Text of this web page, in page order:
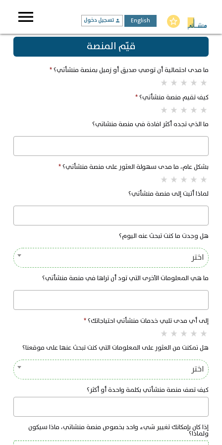
menu star_border
English
person تسجيل دخول
قيّم المنصة
ما مدى احتمالية أن توصي صديق أو زميل بمنصة منشأتي؟ *
star_rate
star_rate
star_rate
star_rate
star_rate
كيف تقيم منصة منشأتي؟ *
star_rate
star_rate
star_rate
star_rate
star_rate
ما الذي تجده أكثر افادة في منصة منشاتي؟
بشكل عام، ما مدى سهولة العثور على منصة منشأتي؟ *
star_rate
star_rate
star_rate
star_rate
star_rate
لماذا أتيت إلى منصة منشأتي؟
هل وجدت ما كنت تبحث عنه اليوم؟
اختر
ما هي المعلومات الأخرى التي تود أن تراها في منصة منشأتي؟
إلى أي مدى تلبي خدمات منشأتي احتياجاتك؟ *
star_rate
star_rate
star_rate
star_rate
star_rate
هل تمكنت من العثور على المعلومات التي كنت تبحث عنها على موقعنا؟
اختر
كيف تصف منصة منشأتي بكلمة واحدة أو أكثر؟
إذا كان بإمكانك تغيير شيء واحد بخصوص منصة منشاتي، ماذا سيكون
ولماذا؟